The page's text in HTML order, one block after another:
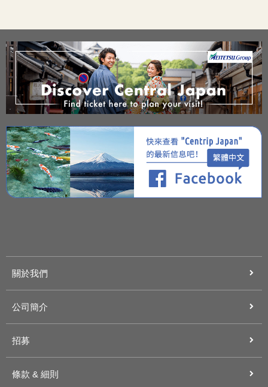
關於我們
公司簡介
招募
條款 & 細則